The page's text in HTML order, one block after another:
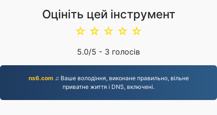
Оцініть цей інструмент
☆
☆
☆
☆
☆
5.0/5 - 3 голосів
ns6.com♫ Ваше володіння, виконане правильно, вільне
приватне життя і DNS, включені.